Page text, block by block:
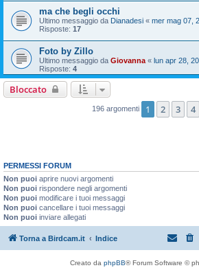
ma che begli occhi
Ultimo messaggio da Dianadesi « mer mag 07,
Risposte: 17
Foto by Zillo
Ultimo messaggio da Giovanna« lun apr 28,
Risposte: 4
Bloccato
196 argomenti 1 2 3 4
PERMESSI FORUM
Non puoi aprire nuovi argomenti
Non puoi rispondere negli argomenti
Non puoi modificare i tuoi messaggi
Non puoi cancellare i tuoi messaggi
Non puoi inviare allegati
Torna a Birdcam.it Indice
Creato da phpBB® Forum Software ©